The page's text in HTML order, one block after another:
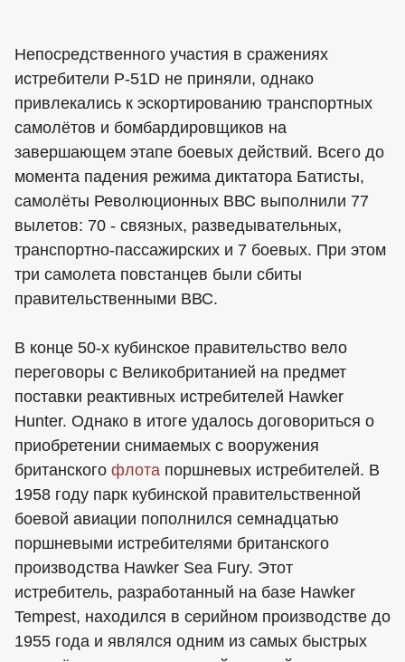
Непосредственного участия в сражениях
истребители Р-51D не приняли, однако
привлекались к эскортированию транспортных
самолётов и бомбардировщиков на
завершающем этапе боевых действий. Всего до
момента падения режима диктатора Батисты,
самолёты Революционных ВВС выполнили 77
вылетов: 70 - связных, разведывательных,
транспортно-пассажирских и 7 боевых. При этом
три самолета повстанцев были сбиты
правительственными ВВС.
В конце 50-х кубинское правительство вело
переговоры с Великобританией на предмет
поставки реактивных истребителей Hawker
Hunter. Однако в итоге удалось договориться о
приобретении снимаемых с вооружения
британского флота поршневых истребителей. В
1958 году парк кубинской правительственной
боевой авиации пополнился семнадцатью
поршневыми истребителями британского
производства Hawker Sea Fury. Этот
истребитель, разработанный на базе Hawker
Tempest, находился в серийном производстве до
1955 года и являлся одним из самых быстрых